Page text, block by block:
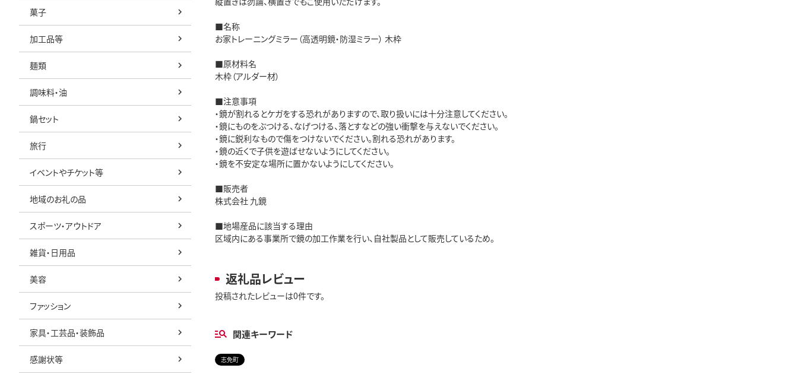
菓子
加工品等
麺類
調味料・油
鍋セット
旅行
イベントやチケット等
地域のお礼の品
スポーツ・アウトドア
雑貨・日用品
美容
ファッション
家具・工芸品・装飾品
感謝状等
■名称
お家トレーニングミラー（高透明鏡・防湿ミラー） 木枠
■原材料名
木枠（アルダー材）
■注意事項
・鏡が割れるとケガをする恐れがありますので、取り扱いには十分注意してください。
・鏡にものをぶつける、なげつける、落とすなどの強い衝撃を与えないでください。
・鏡に鋭利なもので傷をつけないでください。割れる恐れがあります。
・鏡の近くで子供を遊ばせないようにしてください。
・鏡を不安定な場所に置かないようにしてください。
■販売者
株式会社 九鏡
■地場産品に該当する理由
区域内にある事業所で鏡の加工作業を行い、自社製品として販売しているため。
返礼品レビュー
投稿されたレビューは0件です。
関連キーワード
志免町